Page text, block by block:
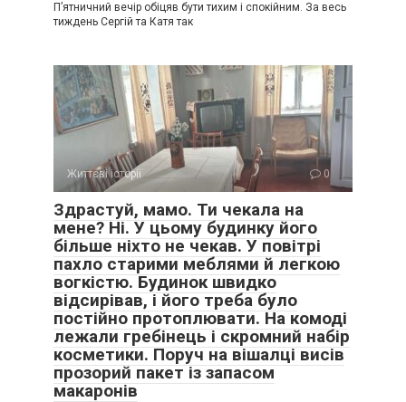
П’ятничний вечір обіцяв бути тихим і спокійним. За весь
тиждень Сергій та Катя так
Життєві історії 0
Здрастуй, мамо. Ти чекала на
мене? Ні. У цьому будинку його
більше ніхто не чекав. У повітрі
пахло старими меблями й легкою
вогкістю. Будинок швидко
відсирівав, і його треба було
постійно протоплювати. На комоді
лежали гребінець і скромний набір
косметики. Поруч на вішалці висів
прозорий пакет із запасом
макаронів